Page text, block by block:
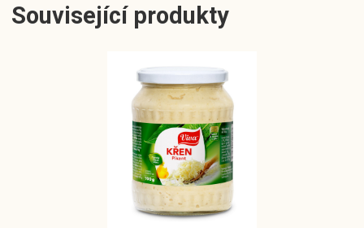
Související produkty